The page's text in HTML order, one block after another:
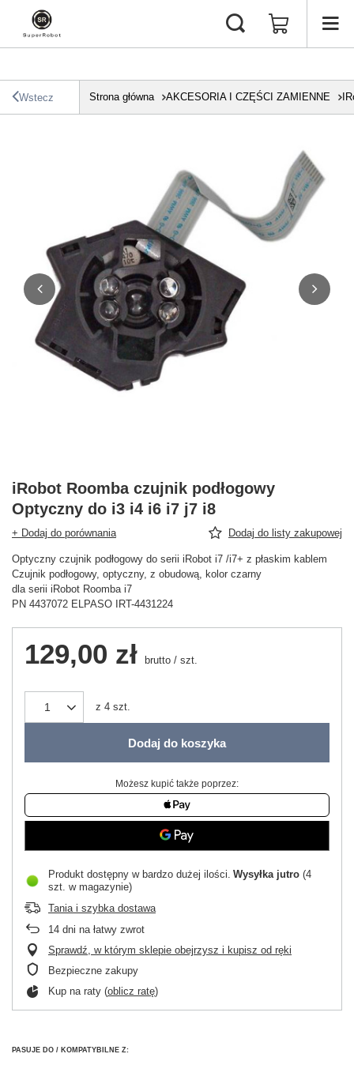
Wstecz Strona główna AKCESORIA I CZĘŚCI ZAMIENNE
iRobot Roomba czujnik podłogowy
Optyczny do i3 i4 i6 i7 j7 i8
+ Dodaj do porównania Dodaj do listy zakupowej
Optyczny czujnik podłogowy do serii iRobot i7 /i7+ z płaskim kablem
Czujnik podłogowy, optyczny, z obudową, kolor czarny
dla serii iRobot Roomba i7
PN 4437072 ELPASO IRT-4431224
129,00 zł brutto / szt.
z 4 szt.
Dodaj do koszyka
Możesz kupić także poprzez:
Produkt dostępny w bardzo dużej ilości Wysyłka jutro (4
szt. w magazynie)
Tania i szybka dostawa
14 dni na łatwy zwrot
Sprawdź, w którym sklepie obejrzysz i kupisz od ręki
Bezpieczne zakupy
Kup na raty (oblicz ratę)
PASUJE DO / KOMPATYBILNE Z: